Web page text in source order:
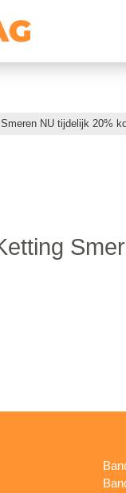
NU tijdelijk 20%